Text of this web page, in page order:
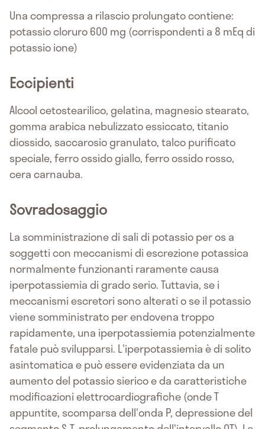
Una compressa a rilascio prolungato contiene:
potassio cloruro 600 mg (corrispondenti a 8 mEq di
potassio ione)
Eccipienti
Alcool cetostearilico, gelatina, magnesio stearato,
gomma arabica nebulizzato essiccato, titanio
diossido, saccarosio granulato, talco purificato
speciale, ferro ossido giallo, ferro ossido rosso,
cera carnauba.
Sovradosaggio
La somministrazione di sali di potassio per os a
soggetti con meccanismi di escrezione potassica
normalmente funzionanti raramente causa
iperpotassiemia di grado serio. Tuttavia, se i
meccanismi escretori sono alterati o se il potassio
viene somministrato per endovena troppo
rapidamente, una iperpotassiemia potenzialmente
fatale può svilupparsi. L'iperpotassiemia è di solito
asintomatica e può essere evidenziata da un
aumento del potassio sierico e da caratteristiche
modificazioni elettrocardiografiche (onde T
appuntite, scomparsa dell'onda P, depressione del